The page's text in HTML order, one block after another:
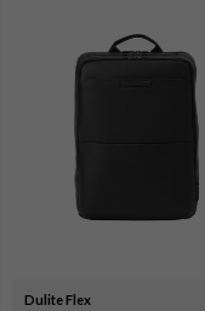
Dulite Flex